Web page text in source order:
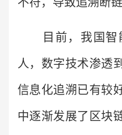
目前，我国
人，数字技术渗透
信息化追溯已有较
中逐渐发展了区块